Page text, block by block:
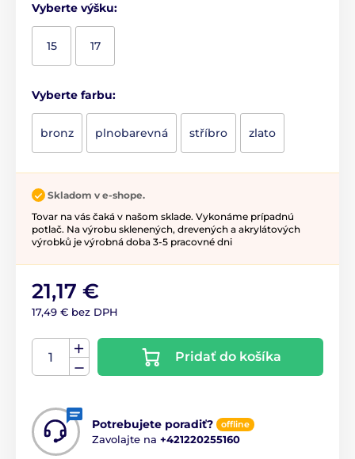
Vyberte výšku:
15 17
Vyberte farbu:
bronz plnobarevná stříbro zlato
Skladom v e-shope.
Tovar na vás čaká v našom sklade. Vykonáme prípadnú
potlač. Na výrobu sklenených, drevených a akrylátových
výrobků je výrobná doba 3-5 pracovné dni
21,17 €
17,49 € bez DPH
Pridať do košíka
Potrebujete poradiť? offline
Zavolajte na +421220255160